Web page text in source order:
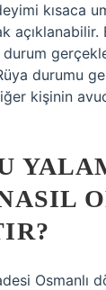
kısaca
Rüya durumu
kişinin
Osmanlı